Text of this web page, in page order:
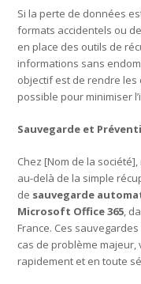
Si la perte de données
formats accidentels ou
en place des outils de
informations sans
objectif est de rendre
possible pour minimiser
Sauvegarde et
Chez [Nom de la
au-delà de la simple
de sauvegarde
Microsoft Office 365,
France. Ces
cas de problème
rapidement et en toute